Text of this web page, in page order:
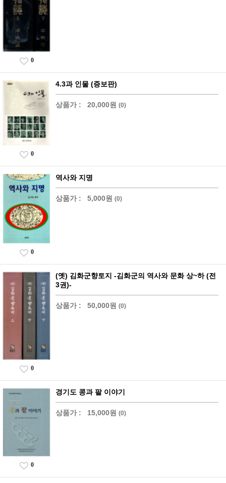
0
4.3과 인물 (증보판)
상품가 : 20,000원 (0)
0
역사와 지명
상품가 : 5,000원 (0)
0
(옛) 김화군향토지 -김화군의 역사와 문화 상~하 (전
3권)-
상품가 : 50,000원 (0)
0
경기도 콩과 팥 이야기
상품가 : 15,000원 (0)
0